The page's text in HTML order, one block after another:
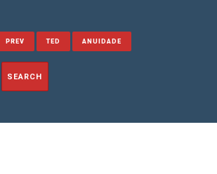
PREV TED ANUIDADE